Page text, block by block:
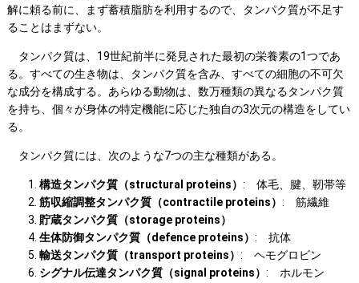
解に頼る前に、まず蓄積脂肪を利用するので、タンパク質が不足す
ることはまずない。
タンパク質は、19世紀前半に発見された最初の栄養素の1つであ
る。すべての生き物は、タンパク質を含み、すべての細胞の不可欠
な成分を構成する。あらゆる動物は、数万種類の異なるタンパク質
を持ち、個々が身体の特定機能に応じた独自の3次元の構造をしてい
る。
タンパク質には、次のような7つの主な種類がある。
構造タンパク質（structural proteins） : 体毛、腱、靭帯等
筋収縮調整タンパク質（contractile proteins） : 筋繊維
貯蔵タンパク質（storage proteins）
生体防御タンパク質（defence proteins） : 抗体
輸送タンパク質（transport proteins） : ヘモグロビン
シグナル伝達タンパク質（signal proteins） : ホルモン